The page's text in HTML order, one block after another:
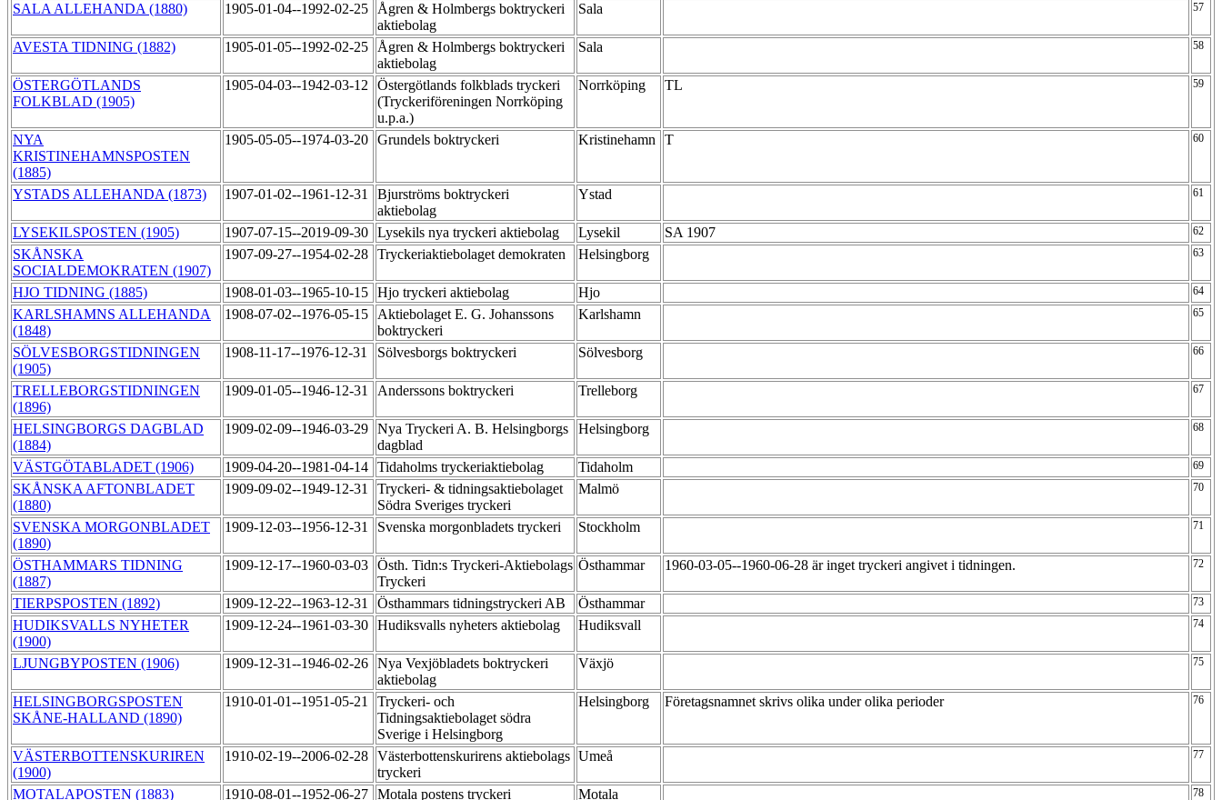
SALA ALLEHANDA (1880) 1905-01-04--1992-02-25
Ågren & Holmbergs boktryckeri
aktiebolag
Sala 57
AVESTA TIDNING (1882) 1905-01-05--1992-02-25
Ågren & Holmbergs boktryckeri
aktiebolag
Sala 58
ÖSTERGÖTLANDS
FOLKBLAD (1905)
1905-04-03--1942-03-12
Östergötlands folkblads tryckeri
(Tryckeriföreningen Norrköping
u.p.a.)
Norrköping TL 59
NYA
KRISTINEHAMNSPOSTEN
(1885)
1905-05-05--1974-03-20 Grundels boktryckeri Kristinehamn T 60
YSTADS ALLEHANDA (1873) 1907-01-02--1961-12-31
Bjurströms boktryckeri
aktiebolag
Ystad 61
LYSEKILSPOSTEN (1905) 1907-07-15--2019-09-30 Lysekils nya tryckeri aktiebolag Lysekil SA 1907 62
SKÅNSKA
SOCIALDEMOKRATEN (1907)
1907-09-27--1954-02-28 Tryckeriaktiebolaget demokraten Helsingborg 63
HJO TIDNING (1885) 1908-01-03--1965-10-15 Hjo tryckeri aktiebolag Hjo 64
KARLSHAMNS ALLEHANDA
(1848)
1908-07-02--1976-05-15
Aktiebolaget E. G. Johanssons
boktryckeri
Karlshamn 65
SÖLVESBORGSTIDNINGEN
(1905)
1908-11-17--1976-12-31 Sölvesborgs boktryckeri Sölvesborg 66
TRELLEBORGSTIDNINGEN
(1896)
1909-01-05--1946-12-31 Anderssons boktryckeri Trelleborg 67
HELSINGBORGS DAGBLAD
(1884)
1909-02-09--1946-03-29 Nya Tryckeri A. B. Helsingborgs
dagblad
Helsingborg 68
VÄSTGÖTABLADET (1906) 1909-04-20--1981-04-14 Tidaholms tryckeriaktiebolag Tidaholm 69
SKÅNSKA AFTONBLADET
(1880)
1909-09-02--1949-12-31
Tryckeri- & tidningsaktiebolaget
Södra Sveriges tryckeri
Malmö 70
SVENSKA MORGONBLADET
(1890)
1909-12-03--1956-12-31 Svenska morgonbladets tryckeri Stockholm 71
ÖSTHAMMARS TIDNING
(1887)
1909-12-17--1960-03-03 Östh. Tidn:s Tryckeri-Aktiebolags
Tryckeri
Östhammar 1960-03-05--1960-06-28 är inget tryckeri angivet i tidningen. 72
TIERPSPOSTEN (1892) 1909-12-22--1963-12-31 Östhammars tidningstryckeri AB Östhammar 73
HUDIKSVALLS NYHETER
(1900)
1909-12-24--1961-03-30 Hudiksvalls nyheters aktiebolag Hudiksvall 74
LJUNGBYPOSTEN (1906) 1909-12-31--1946-02-26 Nya Vexjöbladets boktryckeri
aktiebolag
Växjö 75
HELSINGBORGSPOSTEN
SKÅNE-HALLAND (1890)
1910-01-01--1951-05-21
Tryckeri- och
Tidningsaktiebolaget södra
Sverige i Helsingborg
Helsingborg Företagsnamnet skrivs olika under olika perioder 76
VÄSTERBOTTENSKURIREN
(1900)
1910-02-19--2006-02-28 Västerbottenskurirens aktiebolags
tryckeri
Umeå 77
MOTALAPOSTEN (1883) 1910-08-01--1952-06-27 Motala postens tryckeri Motala 78